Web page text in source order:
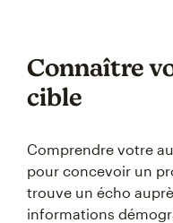
Connaître
cible
Comprendre votre
pour concevoir un
trouve un écho
informations